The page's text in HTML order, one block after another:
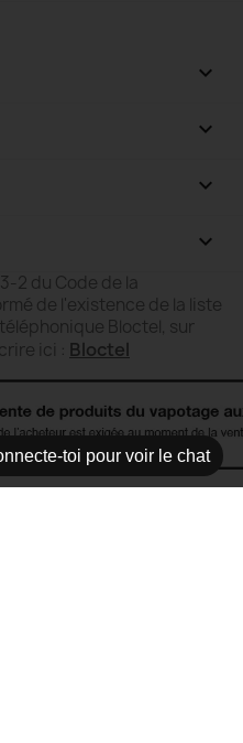
toi pour voir le chat



keyboard_arrow_down
2 du Code de la
de l'existence de la liste
Bloctel, sur
ici : Bloctel